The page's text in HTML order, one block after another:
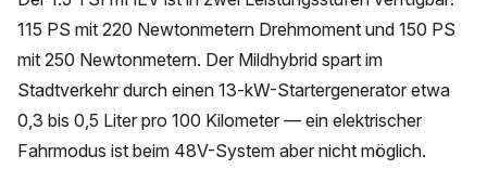
115 PS mit 220 Newtonmetern Drehmoment und 150 PS
mit 250 Newtonmetern. Der Mildhybrid spart im
Stadtverkehr durch einen 13-kW-Startergenerator etwa
0,3 bis 0,5 Liter pro 100 Kilometer — ein elektrischer
Fahrmodus ist beim 48V-System aber nicht möglich.